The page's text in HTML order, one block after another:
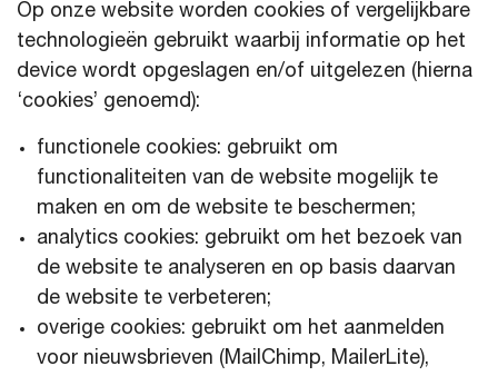
Op onze website worden cookies of vergelijkbare
technologieën gebruikt waarbij informatie op het
device wordt opgeslagen en/of uitgelezen (hierna
‘cookies’ genoemd):
functionele cookies: gebruikt om
functionaliteiten van de website mogelijk te
maken en om de website te beschermen;
analytics cookies: gebruikt om het bezoek van
de website te analyseren en op basis daarvan
de website te verbeteren;
overige cookies: gebruikt om het aanmelden
voor nieuwsbrieven (MailChimp, MailerLite),